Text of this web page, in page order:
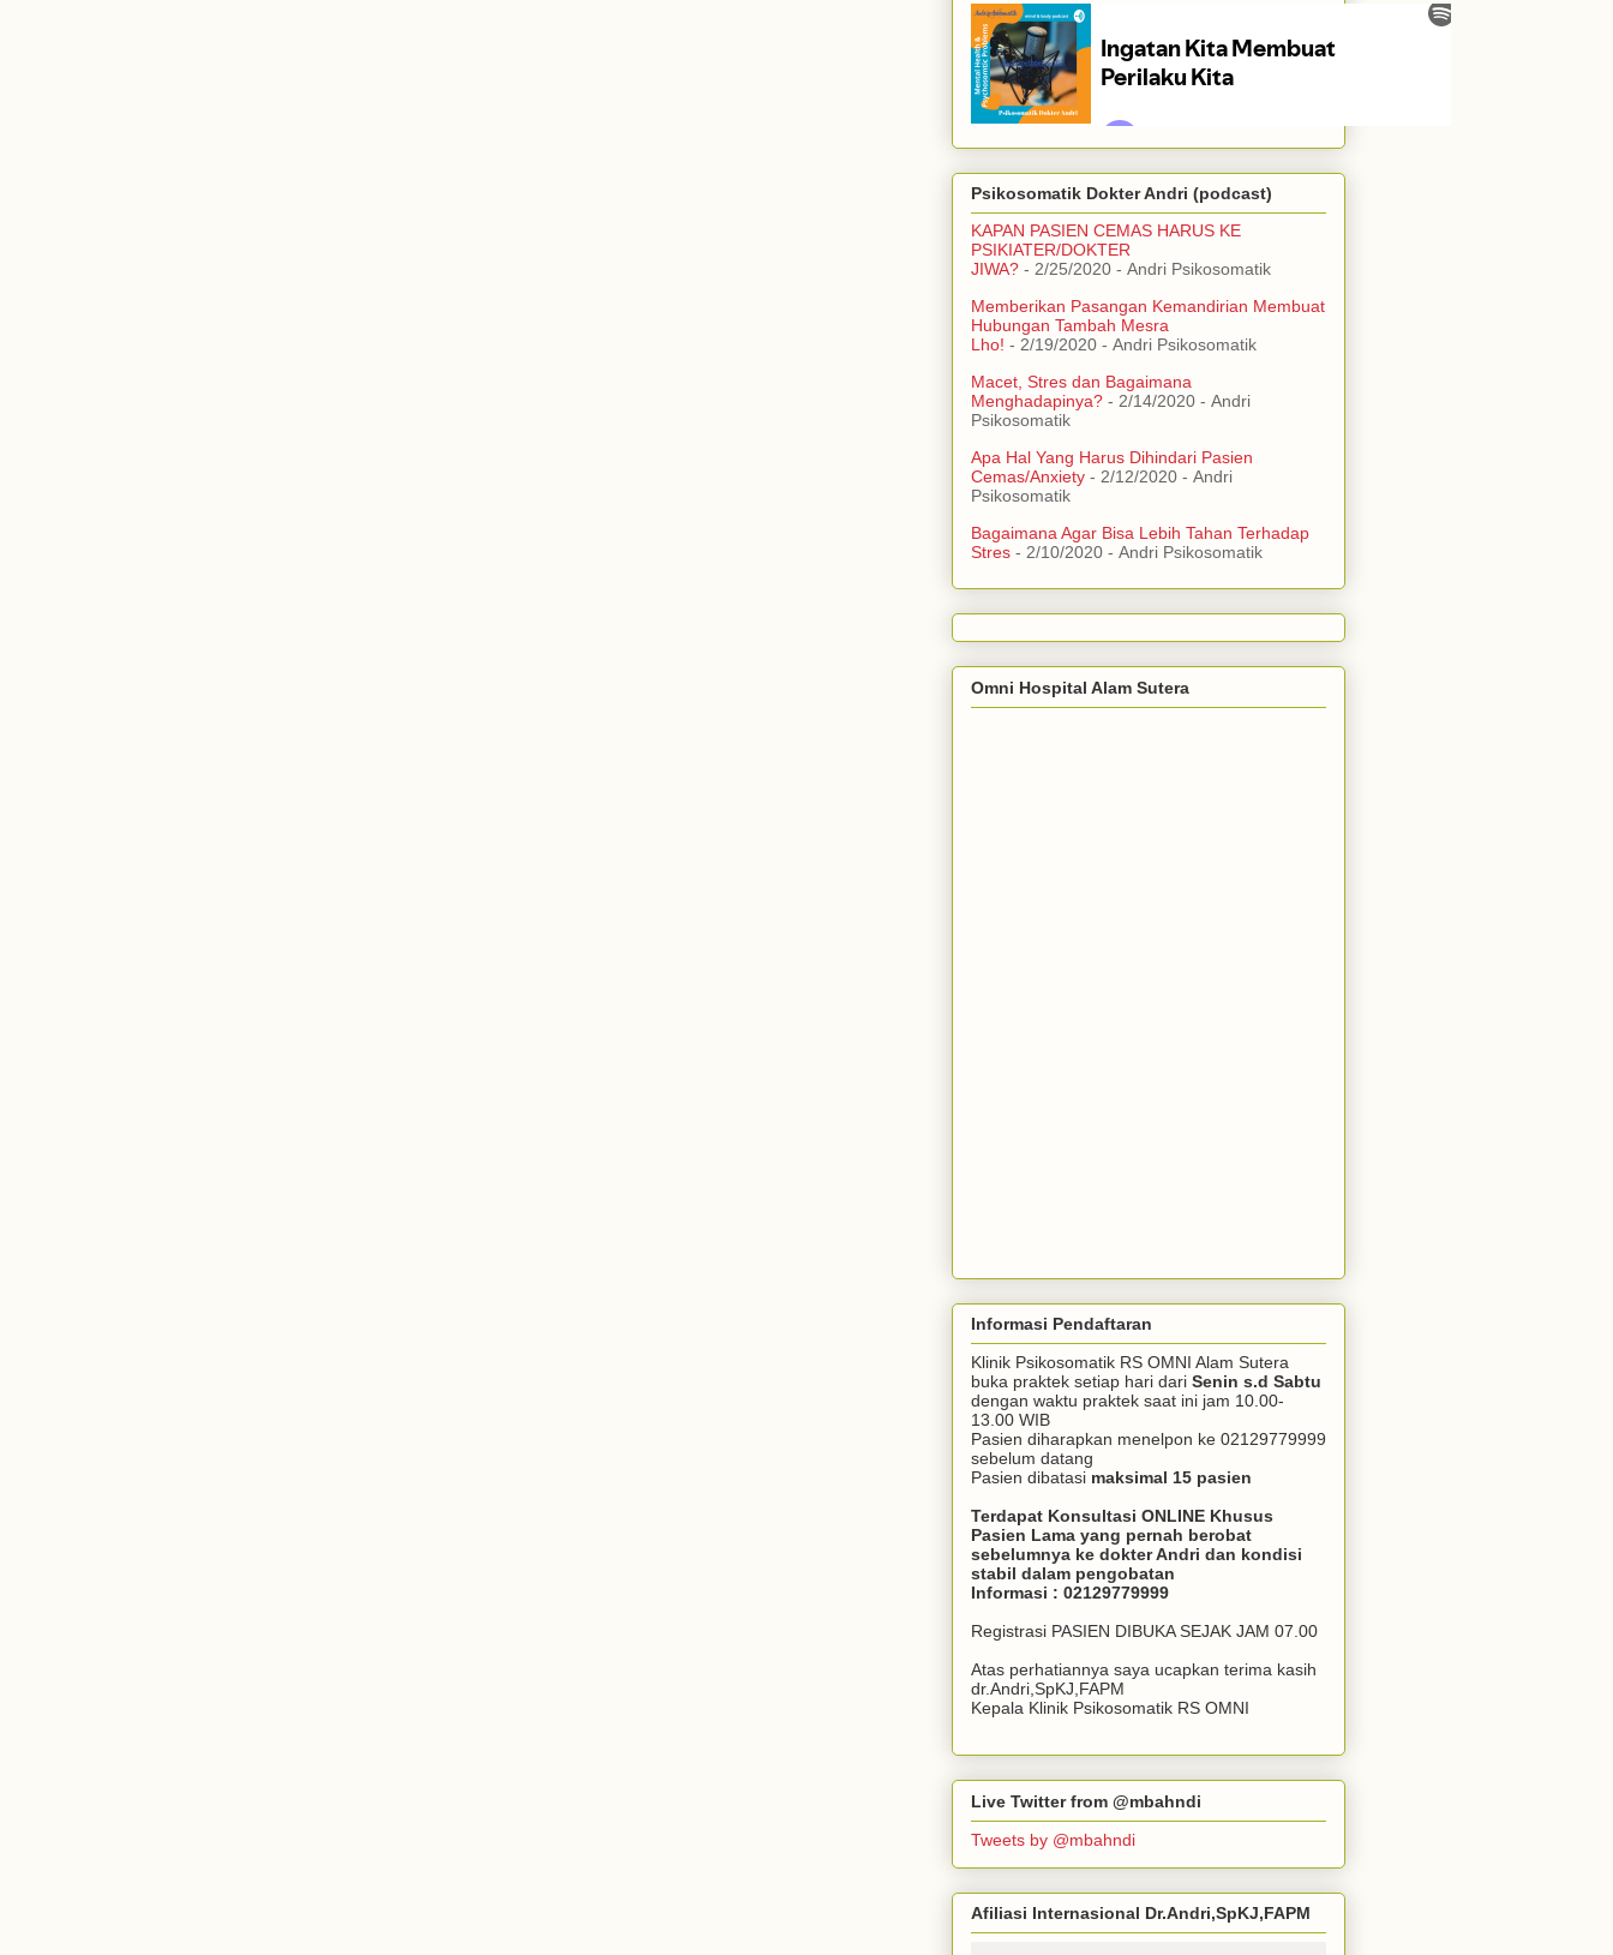
Psikosomatik Dokter Andri (podcast)
KAPAN PASIEN CEMAS HARUS KE
PSIKIATER/DOKTER
JIWA? - 2/25/2020 - Andri Psikosomatik
Memberikan Pasangan Kemandirian Membuat
Hubungan Tambah Mesra
Lho! - 2/19/2020 - Andri Psikosomatik
Macet, Stres dan Bagaimana
Menghadapinya? - 2/14/2020 - Andri
Psikosomatik
Apa Hal Yang Harus Dihindari Pasien
Cemas/Anxiety - 2/12/2020 - Andri
Psikosomatik
Bagaimana Agar Bisa Lebih Tahan Terhadap
Stres - 2/10/2020 - Andri Psikosomatik
Omni Hospital Alam Sutera
Informasi Pendaftaran
Klinik Psikosomatik RS OMNI Alam Sutera
buka praktek setiap hari dari Senin s.d Sabtu
dengan waktu praktek saat ini jam 10.00-
13.00 WIB
Pasien diharapkan menelpon ke 02129779999
sebelum datang
Pasien dibatasi maksimal 15 pasien
Terdapat Konsultasi ONLINE Khusus
Pasien Lama yang pernah berobat
sebelumnya ke dokter Andri dan kondisi
stabil dalam pengobatan
Informasi : 02129779999
Registrasi PASIEN DIBUKA SEJAK JAM 07.00
Atas perhatiannya saya ucapkan terima kasih
dr.Andri,SpKJ,FAPM
Kepala Klinik Psikosomatik RS OMNI
Live Twitter from @mbahndi
Tweets by @mbahndi
Afiliasi Internasional Dr.Andri,SpKJ,FAPM